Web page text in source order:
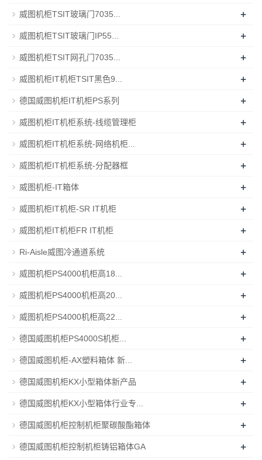
威图机柜TSIT玻璃门7035... +
威图机柜TSIT玻璃门IP55... +
威图机柜TSIT网孔门7035... +
威图机柜IT机柜TSIT黑色9... +
德国威图机柜IT机柜PS系列 +
威图机柜IT机柜系统-线缆管理柜 +
威图机柜IT机柜系统-网络机柜... +
威图机柜IT机柜系统-分配器框 +
威图机柜-IT箱体 +
威图机柜IT机柜-SR IT机柜 +
威图机柜IT机柜FR IT机柜 +
Ri-Aisle威图冷通道系统 +
威图机柜PS4000机柜高18... +
威图机柜PS4000机柜高20... +
威图机柜PS4000机柜高22... +
德国威图机柜PS4000S机柜... +
德国威图机柜-AX塑料箱体 新... +
德国威图机柜KX小型箱体新产品 +
德国威图机柜KX小型箱体行业专... +
德国威图机柜控制机柜聚碳酸酯箱体 +
德国威图机柜控制机柜铸铝箱体GA +